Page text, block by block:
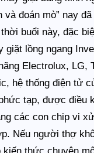
và đoán mò” nay
buổi này, đặc
giặt lồng ngang
Electrolux, LG,
hệ thống điện tử
tạp, được điều
các con chip vi
Nếu người thợ
kiến thức chuyên